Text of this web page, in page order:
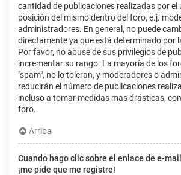
cantidad de publicaciones realizadas por el
posición del mismo dentro del foro, e.j.
administradores. En general, no puede
directamente ya que está determinado por
Por favor, no abuse de sus privilegios de
incrementar su rango. La mayoría de los
"spam", no lo toleran, y moderadores o
reducirán el número de publicaciones
incluso a tomar medidas mas drásticas,
foro.
Arriba
Cuando hago clic sobre el enlace de e-
¡me pide que me registre!